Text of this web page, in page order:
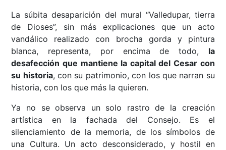
La súbita desaparición del mural “Valledupar, tierra
de Dioses”, sin más explicaciones que un acto
vandálico realizado con brocha gorda y pintura
blanca, representa, por encima de todo, la
desafección que mantiene la capital del Cesar con
su historia, con su patrimonio, con los que narran su
historia, con los que más la quieren.
Ya no se observa un solo rastro de la creación
artística en la fachada del Consejo. Es el
silenciamiento de la memoria, de los símbolos de
una Cultura. Un acto desconsiderado, y hostil en